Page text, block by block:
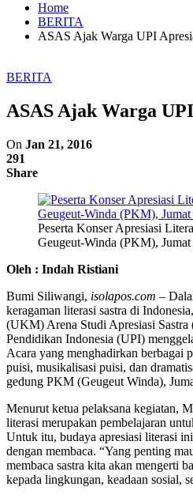
Home
BERITA
ASAS Ajak Warga UPI
BERITA
ASAS Ajak Warga
On Jan 21, 2016
291
Share
Peserta Konser Apresiasi
Geugeut-Winda (PKM),
Oleh : Indah Ristiani
Bumi Siliwangi, isolapos.com –
keragaman literasi sastra di
(UKM) Arena Studi Apresiasi
Pendidikan Indonesia (UPI)
Acara yang menghadirkan berbagai
puisi, musikalisasi puisi, dan
gedung PKM (Geugeut Winda),
Menurut ketua pelaksana kegiatan,
literasi merupakan pembelajaran
Untuk itu, budaya apresiasi literasi
dengan membaca. “Yang penting
membaca sastra kita akan mengerti
kepada lingkungan, keadaan sosial,